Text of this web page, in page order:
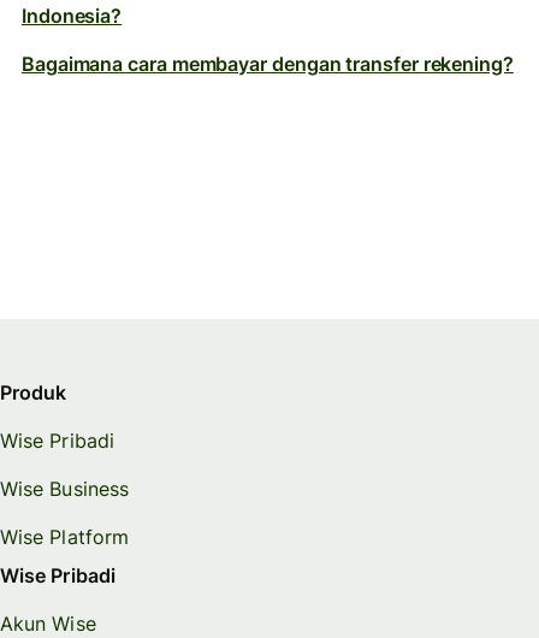
Indonesia?
Bagaimana cara membayar dengan transfer rekening?
Produk
Wise Pribadi
Wise Business
Wise Platform
Wise Pribadi
Akun Wise